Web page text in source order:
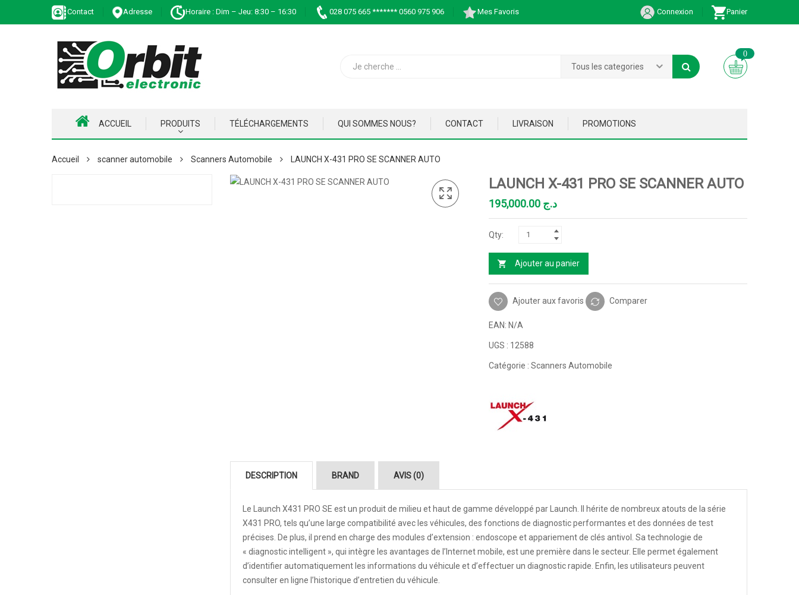
Contact Adresse Horaire : Dim – Jeu: 8:30 – 16:30 028 075 665 ******* 0560 975 906 Mes Favoris Connexion Panier
Tous les categories
0
ACCUEIL PRODUITS TÉLÉCHARGEMENTS QUI SOMMES NOUS? CONTACT LIVRAISON PROMOTIONS
Accueil scanner automobile Scanners Automobile LAUNCH X-431 PRO SE SCANNER AUTO
LAUNCH X-431 PRO SE SCANNER AUTO
د.ج
Ajouter au panier
Ajouter aux favoris Comparer
EAN: N/A
UGS : 12588
Catégorie : Scanners Automobile
DESCRIPTION BRAND AVIS (0)
Le Launch X431 PRO SE est un produit de milieu et haut de gamme développé par Launch. Il hérite de nombreux atouts de la série
X431 PRO, tels qu’une large compatibilité avec les véhicules, des fonctions de diagnostic performantes et des données de test
précises. De plus, il prend en charge des modules d’extension : endoscope et appariement de clés antivol. Sa technologie de
« diagnostic intelligent », qui intègre les avantages de l’Internet mobile, est une première dans le secteur. Elle permet également
d’identifier automatiquement les informations du véhicule et d’effectuer un diagnostic rapide. Enfin, les utilisateurs peuvent
consulter en ligne l’historique d’entretien du véhicule.